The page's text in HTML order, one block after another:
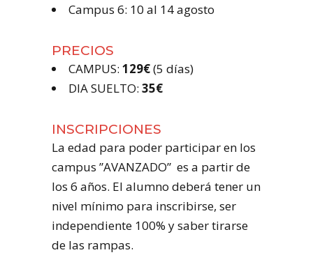
Campus 6: 10 al 14 agosto
PRECIOS
CAMPUS: 129€(5 días)
DIA SUELTO: 35€
INSCRIPCIONES
La edad para poder participar en los
campus ”AVANZADO” es a partir de
los 6 años. El alumno deberá tener un
nivel mínimo para inscribirse, ser
independiente 100% y saber tirarse
de las rampas.